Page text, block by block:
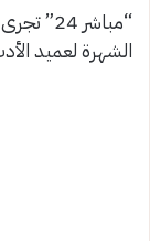
“مباشر
الشهرة لعميد